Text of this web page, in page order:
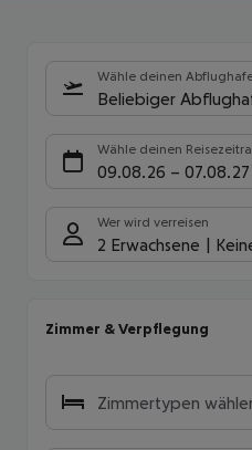
Wähle deinen
Beliebiger
Wähle deinen
09.08.26 – 07.08.27
Wer wird verreisen
2 Erwachsene
Zimmer & Verpflegung
Zimmertypen